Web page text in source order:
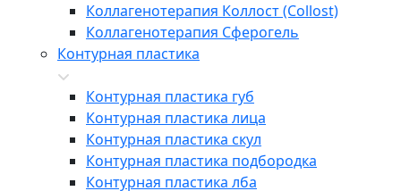
Коллагенотерапия Коллост (Collost)
Коллагенотерапия Сферогель
Контурная пластика
Контурная пластика губ
Контурная пластика лица
Контурная пластика скул
Контурная пластика подбородка
Контурная пластика лба